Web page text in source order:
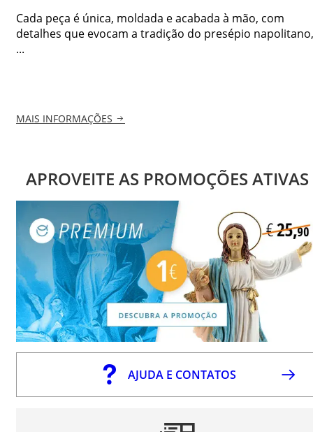
Cada peça é única, moldada e acabada à mão, com
detalhes que evocam a tradição do presépio napolitano,
...
MAIS INFORMAÇÕES
APROVEITE AS PROMOÇÕES ATIVAS
AJUDA E CONTATOS